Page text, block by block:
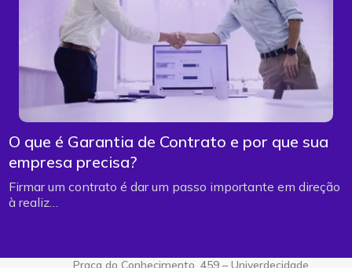
O que é Garantia de Contrato e por que sua
empresa precisa?
Firmar um contrato é dar um passo importante em direção
à realiz…
Praça do Conhecimento, 459 – Univerdecidade,